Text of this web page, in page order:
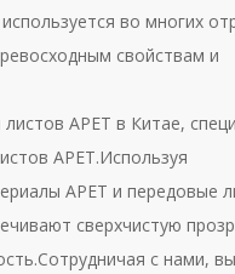
во многих
свойствам и
APET в Китае,
APET.Используя
APET и передовые
сверхчистую
с нами,